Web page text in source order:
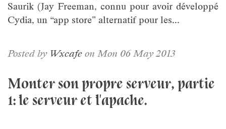
Saurik (Jay Freeman, connu pour avoir développé
Cydia, un “app store” alternatif pour les...
Posted by Wxcafe on Mon 06 May 2013
Monter son propre serveur, partie
1: le serveur et l'apache.